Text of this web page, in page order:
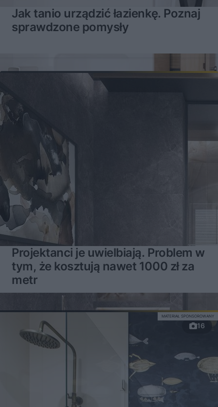
Jak tanio urządzić łazienkę. Poznaj
sprawdzone pomysły
Projektanci je uwielbiają. Problem w
tym, że kosztują nawet 1000 zł za
metr
16
MATERIAŁ SPONSOROWANY